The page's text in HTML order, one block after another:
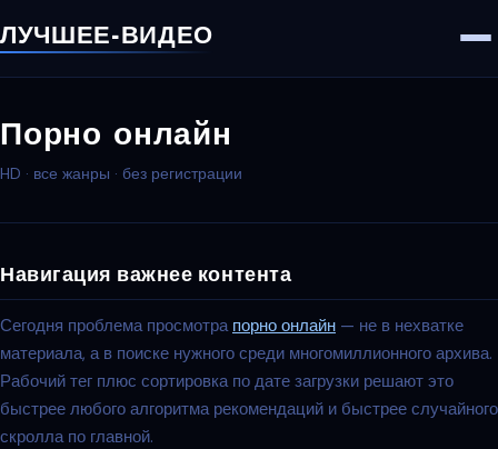
ЛУЧШЕЕ·ВИДЕО
Порно онлайн
HD · все жанры · без регистрации
Навигация важнее контента
Сегодня проблема просмотра порно онлайн — не в нехватке
материала, а в поиске нужного среди многомиллионного архива.
Рабочий тег плюс сортировка по дате загрузки решают это
быстрее любого алгоритма рекомендаций и быстрее случайного
скролла по главной.